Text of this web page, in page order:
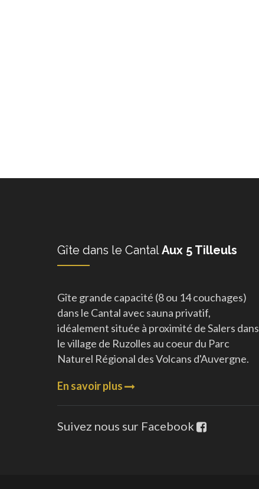
Gîte dans le CantalAux 5 Tilleuls
Gîte grande capacité (8 ou 14 couchages)
dans le Cantal avec sauna privatif,
idéalement située à proximité de Salers dans
le village de Ruzolles au coeur du Parc
Naturel Régional des Volcans d'Auvergne.
En savoir plus
Suivez nous sur Facebook